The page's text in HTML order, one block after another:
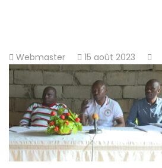
Webmaster 15 août 2023